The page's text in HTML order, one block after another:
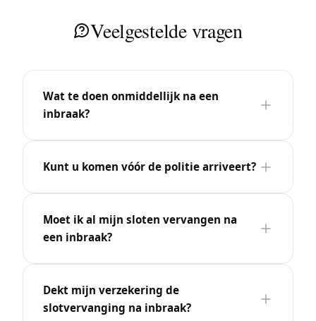
Veelgestelde vragen
Wat te doen onmiddellijk na een
inbraak?
Kunt u komen vóór de politie arriveert?
Moet ik al mijn sloten vervangen na
een inbraak?
Dekt mijn verzekering de
slotvervanging na inbraak?